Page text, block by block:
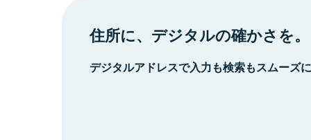
住所に、デジタルの確かさを。
デジタルアドレスで入力も検索もスムーズ